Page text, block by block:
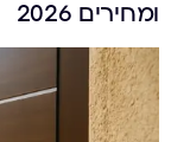
ומחירים 2026